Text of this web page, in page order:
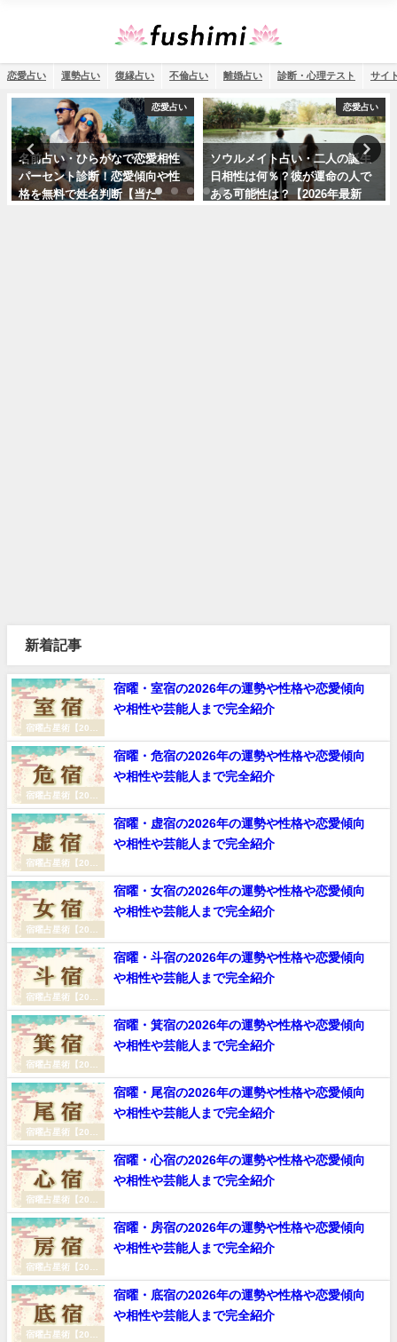
恋愛占い 運勢占い 復縁占い 不倫占い 離婚占い 診断・心理テスト サイ
恋愛占い
名前占い・ひらがなで恋愛相性
パーセント診断！恋愛傾向や性
格を無料で姓名判断【当た
恋愛占い
ソウルメイト占い・二人の誕生
日相性は何％？彼が運命の人で
ある可能性は？【2026年最新
新着記事
宿曜占星術【2026
年（令和8年）】
宿曜・室宿の2026年の運勢や性格や恋愛傾向
や相性や芸能人まで完全紹介
宿曜占星術【2026
年（令和8年）】
宿曜・危宿の2026年の運勢や性格や恋愛傾向
や相性や芸能人まで完全紹介
宿曜占星術【2026
年（令和8年）】
宿曜・虚宿の2026年の運勢や性格や恋愛傾向
や相性や芸能人まで完全紹介
宿曜占星術【2026
年（令和8年）】
宿曜・女宿の2026年の運勢や性格や恋愛傾向
や相性や芸能人まで完全紹介
宿曜占星術【2026
年（令和8年）】
宿曜・斗宿の2026年の運勢や性格や恋愛傾向
や相性や芸能人まで完全紹介
宿曜占星術【2026
年（令和8年）】
宿曜・箕宿の2026年の運勢や性格や恋愛傾向
や相性や芸能人まで完全紹介
宿曜占星術【2026
年（令和8年）】
宿曜・尾宿の2026年の運勢や性格や恋愛傾向
や相性や芸能人まで完全紹介
宿曜占星術【2026
年（令和8年）】
宿曜・心宿の2026年の運勢や性格や恋愛傾向
や相性や芸能人まで完全紹介
宿曜占星術【2026
年（令和8年）】
宿曜・房宿の2026年の運勢や性格や恋愛傾向
や相性や芸能人まで完全紹介
宿曜占星術【2026
宿曜・底宿の2026年の運勢や性格や恋愛傾向
や相性や芸能人まで完全紹介